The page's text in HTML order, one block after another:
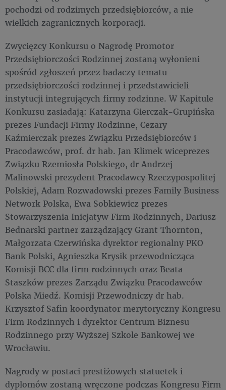
pochodzi od rodzimych przedsiębiorców, a nie
wielkich zagranicznych korporacji.
Zwycięzcy Konkursu o Nagrodę Promotor
Przedsiębiorczości Rodzinnej zostaną wyłonieni
spośród zgłoszeń przez badaczy tematu
przedsiębiorczości rodzinnej i przedstawicieli
instytucji integrujących firmy rodzinne. W Kapitule
Konkursu zasiadają: Katarzyna Gierczak-Grupińska
prezes Fundacji Firmy Rodzinne, Cezary
Kaźmierczak prezes Związku Przedsiębiorców i
Pracodawców, prof. dr hab. Jan Klimek wiceprezes
Związku Rzemiosła Polskiego, dr Andrzej
Malinowski prezydent Pracodawcy Rzeczypospolitej
Polskiej, Adam Rozwadowski prezes Family Business
Network Polska, Ewa Sobkiewicz prezes
Stowarzyszenia Inicjatyw Firm Rodzinnych, Dariusz
Bednarski partner zarządzający Grant Thornton,
Małgorzata Czerwińska dyrektor regionalny PKO
Bank Polski, Agnieszka Krysik przewodnicząca
Komisji BCC dla firm rodzinnych oraz Beata
Staszków prezes Zarządu Związku Pracodawców
Polska Miedź. Komisji Przewodniczy dr hab.
Krzysztof Safin koordynator merytoryczny Kongresu
Firm Rodzinnych i dyrektor Centrum Biznesu
Rodzinnego przy Wyższej Szkole Bankowej we
Wrocławiu.
Nagrody w postaci prestiżowych statuetek i
dyplomów zostaną wręczone podczas Kongresu Firm